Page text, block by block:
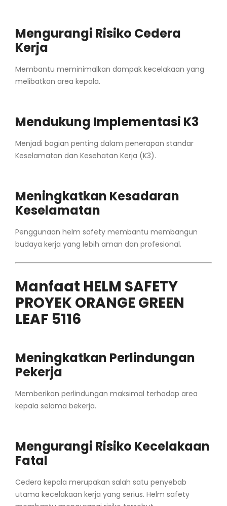
Mengurangi Risiko Cedera
Kerja
Membantu meminimalkan dampak kecelakaan yang
melibatkan area kepala.
Mendukung Implementasi K3
Menjadi bagian penting dalam penerapan standar
Keselamatan dan Kesehatan Kerja (K3).
Meningkatkan Kesadaran
Keselamatan
Penggunaan helm safety membantu membangun
budaya kerja yang lebih aman dan profesional.
Manfaat HELM SAFETY
PROYEK ORANGE GREEN
LEAF 5116
Meningkatkan Perlindungan
Pekerja
Memberikan perlindungan maksimal terhadap area
kepala selama bekerja.
Mengurangi Risiko Kecelakaan
Fatal
Cedera kepala merupakan salah satu penyebab
utama kecelakaan kerja yang serius. Helm safety